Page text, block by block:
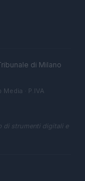
di Milano
Media · P.IVA
di strumenti digitali e